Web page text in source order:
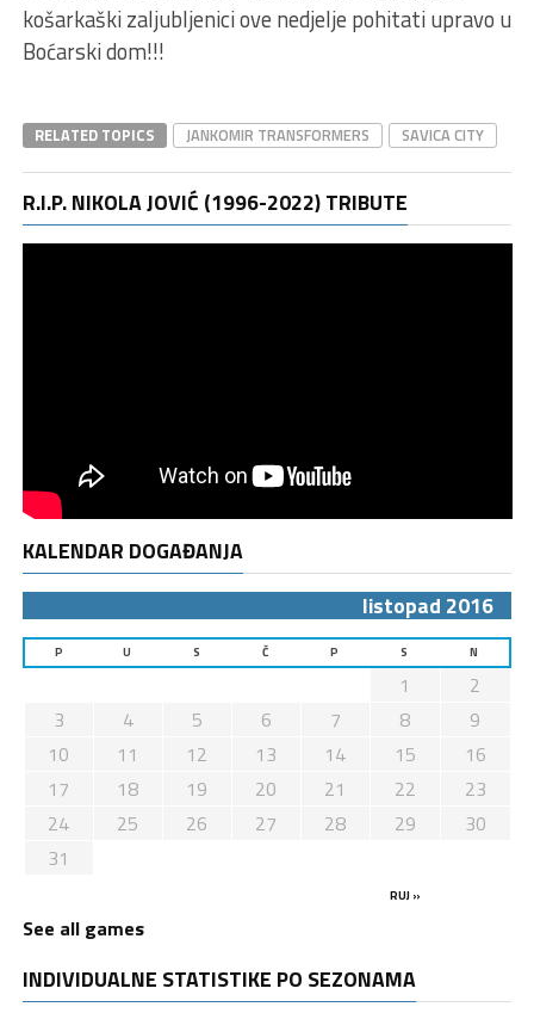
košarkaški zaljubljenici ove nedjelje pohitati upravo u
Boćarski dom!!!
RELATED TOPICS JANKOMIR TRANSFORMERS SAVICA CITY
R.I.P. NIKOLA JOVIĆ (1996-2022) TRIBUTE
KALENDAR DOGAĐANJA
listopad 2016
P U S Č P S N
RUJ »
1
2
3
4 5 6 7 8
9
10
11 12 13 14 15
16
17
18 19 20 21 22
23
24
25 26 27 28 29
30
31
See all games
INDIVIDUALNE STATISTIKE PO SEZONAMA